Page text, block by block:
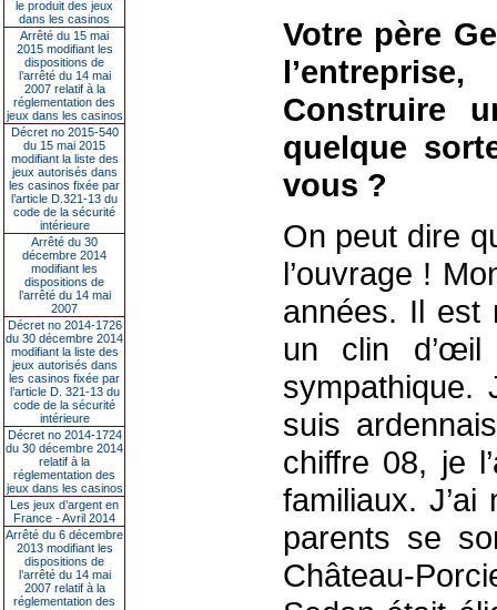
le produit des jeux
dans les casinos
Arrêté du 15 mai
2015 modifiant les
dispositions de
l’arrêté du 14 mai
2007 relatif à la
réglementation des
jeux dans les casinos
Décret no 2015-540
du 15 mai 2015
modifiant la liste des
jeux autorisés dans
les casinos fixée par
l’article D.321-13 du
code de la sécurité
intérieure
Arrêté du 30
décembre 2014
modifiant les
dispositions de
l’arrêté du 14 mai
2007
Décret no 2014-1726
du 30 décembre 2014
modifiant la liste des
jeux autorisés dans
les casinos fixée par
l’article D. 321-13 du
code de la sécurité
intérieure
Décret no 2014-1724
du 30 décembre 2014
relatif à la
réglementation des
jeux dans les casinos
Les jeux d’argent en
France - Avril 2014
Arrêté du 6 décembre
2013 modifiant les
dispositions de
l’arrêté du 14 mai
2007 relatif à la
réglementation des
Votre père
Construire
quelque
vous ?
On peut dire
l’ouvrage !
années. Il est
un clin
suis
chiffre 08, je
familiaux.
parents se
Château-